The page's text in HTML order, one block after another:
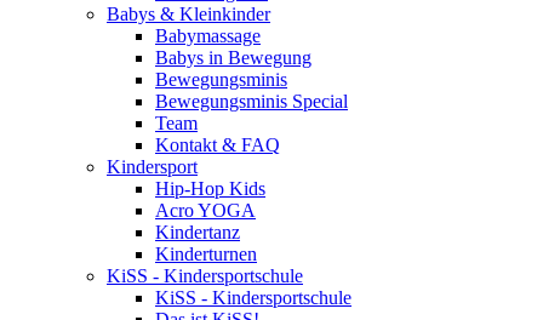
Babys & Kleinkinder
Babymassage
Babys in Bewegung
Bewegungsminis
Bewegungsminis Special
Team
Kontakt & FAQ
Kindersport
Hip-Hop Kids
Acro YOGA
Kindertanz
Kinderturnen
KiSS - Kindersportschule
KiSS - Kindersportschule